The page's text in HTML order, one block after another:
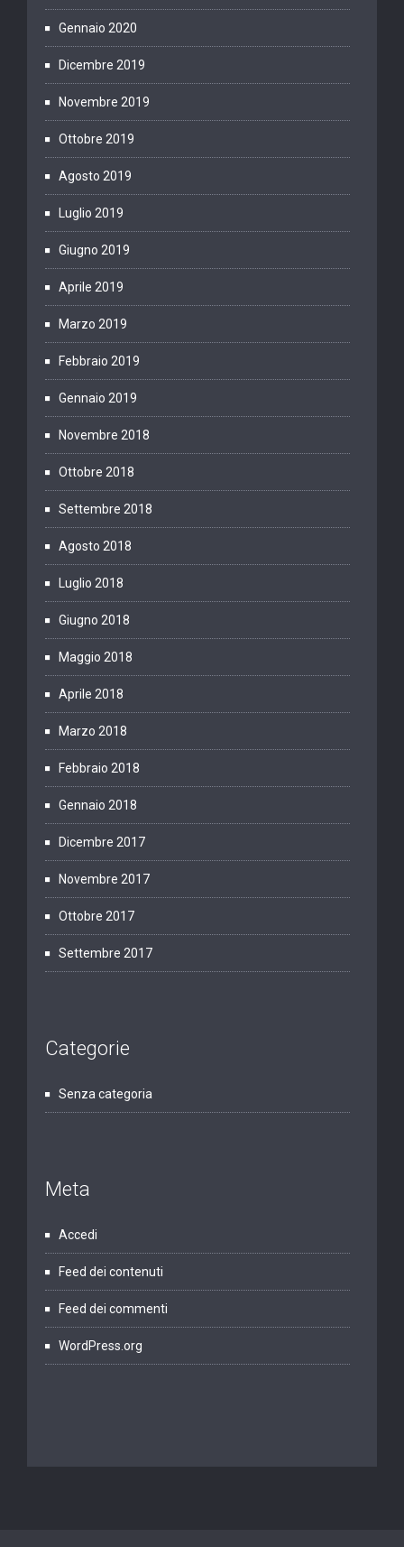
Gennaio 2020
Dicembre 2019
Novembre 2019
Ottobre 2019
Agosto 2019
Luglio 2019
Giugno 2019
Aprile 2019
Marzo 2019
Febbraio 2019
Gennaio 2019
Novembre 2018
Ottobre 2018
Settembre 2018
Agosto 2018
Luglio 2018
Giugno 2018
Maggio 2018
Aprile 2018
Marzo 2018
Febbraio 2018
Gennaio 2018
Dicembre 2017
Novembre 2017
Ottobre 2017
Settembre 2017
Categorie
Senza categoria
Meta
Accedi
Feed dei contenuti
Feed dei commenti
WordPress.org